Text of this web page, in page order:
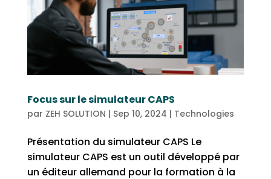
Focus sur le simulateur CAPS
par ZEH SOLUTION | Sep 10, 2024 | Technologies
Présentation du simulateur CAPS Le
simulateur CAPS est un outil développé par
un éditeur allemand pour la formation à la